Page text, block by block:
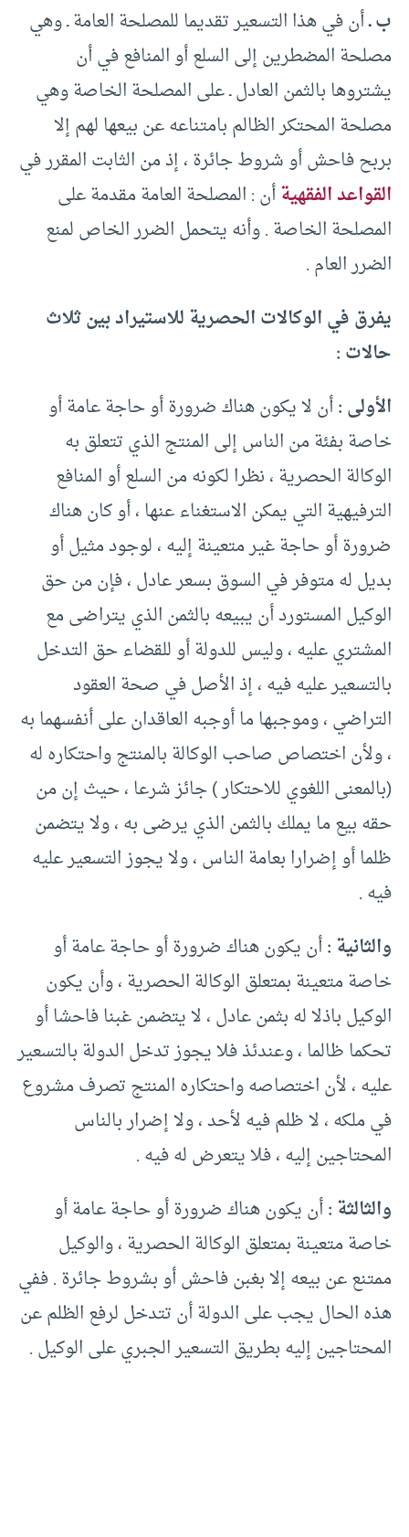
ب ـأن في هذا التسعير تقديما للمصلحة العامة ـ وهي
مصلحة المضطرين إلى السلع أو المنافع في أن
يشتروها بالثمن العادل ـ على المصلحة الخاصة وهي
مصلحة المحتكر الظالم بامتناعه عن بيعها لهم إلا
بربح فاحش أو شروط جائرة ، إذ من الثابت المقرر في
القواعد الفقهيةأن : المصلحة العامة مقدمة على
المصلحة الخاصة . وأنه يتحمل الضرر الخاص لمنع
الضرر العام .
يفرق في الوكالات الحصرية للاستيراد بين ثلاث
حالات :
الأولى :أن لا يكون هناك ضرورة أو حاجة عامة أو
خاصة بفئة من الناس إلى المنتج الذي تتعلق به
الوكالة الحصرية ، نظرا لكونه من السلع أو المنافع
الترفيهية التي يمكن الاستغناء عنها ، أو كان هناك
ضرورة أو حاجة غير متعينة إليه ، لوجود مثيل أو
بديل له متوفر في السوق بسعر عادل ، فإن من حق
الوكيل المستورد أن يبيعه بالثمن الذي يتراضى مع
المشتري عليه ، وليس للدولة أو للقضاء حق التدخل
بالتسعير عليه فيه ، إذ الأصل في صحة العقود
التراضي ، وموجبها ما أوجبه العاقدان على أنفسهما به
، ولأن اختصاص صاحب الوكالة بالمنتج واحتكاره له
(بالمعنى اللغوي للاحتكار ) جائز شرعا ، حيث إن من
حقه بيع ما يملك بالثمن الذي يرضى به ، ولا يتضمن
ظلما أو إضرارا بعامة الناس ، ولا يجوز التسعير عليه
فيه .
والثانية :أن يكون هناك ضرورة أو حاجة عامة أو
خاصة متعينة بمتعلق الوكالة الحصرية ، وأن يكون
الوكيل باذلا له بثمن عادل ، لا يتضمن غبنا فاحشا أو
تحكما ظالما ، وعندئذ فلا يجوز تدخل الدولة بالتسعير
عليه ، لأن اختصاصه واحتكاره المنتج تصرف مشروع
في ملكه ، لا ظلم فيه لأحد ، ولا إضرار بالناس
المحتاجين إليه ، فلا يتعرض له فيه .
والثالثة :أن يكون هناك ضرورة أو حاجة عامة أو
خاصة متعينة بمتعلق الوكالة الحصرية ، والوكيل
ممتنع عن بيعه إلا بغبن فاحش أو بشروط جائرة . ففي
هذه الحال يجب على الدولة أن تتدخل لرفع الظلم عن
المحتاجين إليه بطريق التسعير الجبري على الوكيل .